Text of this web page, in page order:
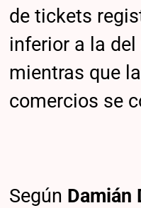
de tickets
inferior a la
mientras que
comercios se
Según Damián